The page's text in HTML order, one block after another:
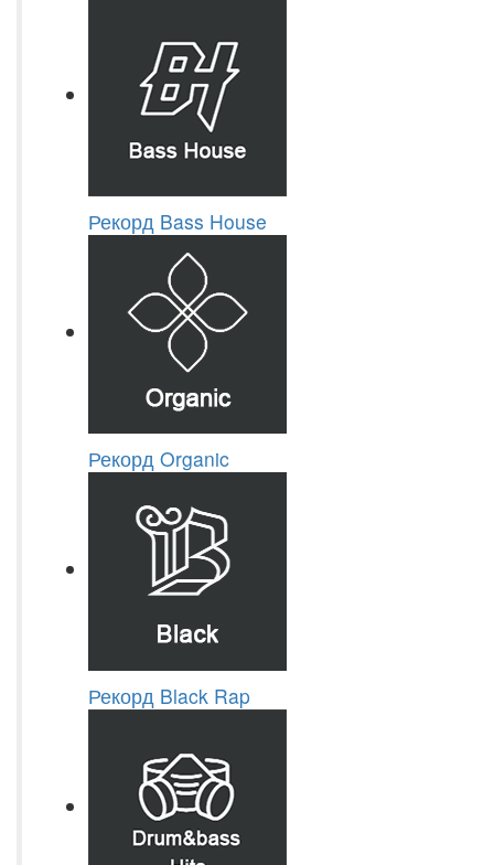
Рекорд Bass House
Рекорд Organic
Рекорд Black Rap